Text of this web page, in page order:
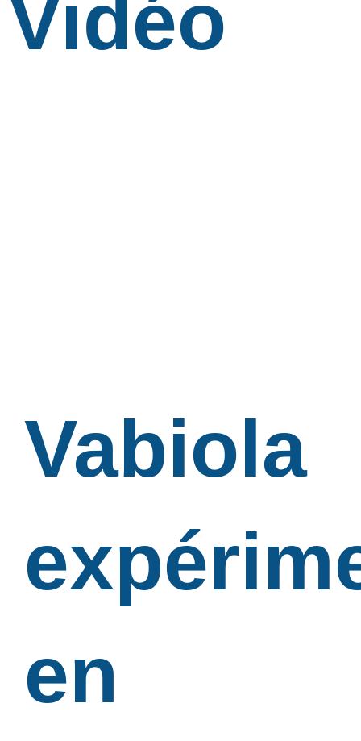
Vidéo
Vabiola
en